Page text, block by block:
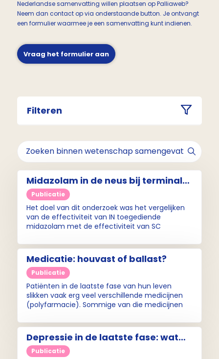
Nederlandse samenvatting willen plaatsen op Palliaweb?
Neem dan contact op via onderstaande button. Je ontvangt
een formulier waarmee je een samenvatting kunt indienen.
Vraag het formulier aan
Filteren
Midazolam in de neus bij terminale
onrust: snel en effectief
Publicatie
Het doel van dit onderzoek was het vergelijken
van de effectiviteit van IN toegediende
midazolam met de effectiviteit van SC
beginnende terminale onrust bij patiënten die
palliatieve zorg krijgen.
Medicatie: houvast of ballast?
Publicatie
Patiënten in de laatste fase van hun leven
slikken vaak erg veel verschillende medicijnen
(polyfarmacie). Sommige van die medicijnen
voorkomen, maar die hebben op dat moment
eigenlijk geen nut meer.
Depressie in de laatste fase: wat
kan ketamine betekenen?
Publicatie